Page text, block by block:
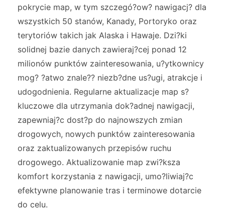
pokrycie map, w tym szczegó?ow? nawigacj? dla
wszystkich 50 stanów, Kanady, Portoryko oraz
terytoriów takich jak Alaska i Hawaje. Dzi?ki
solidnej bazie danych zawieraj?cej ponad 12
milionów punktów zainteresowania, u?ytkownicy
mog? ?atwo znale?? niezb?dne us?ugi, atrakcje i
udogodnienia. Regularne aktualizacje map s?
kluczowe dla utrzymania dok?adnej nawigacji,
zapewniaj?c dost?p do najnowszych zmian
drogowych, nowych punktów zainteresowania
oraz zaktualizowanych przepisów ruchu
drogowego. Aktualizowanie map zwi?ksza
komfort korzystania z nawigacji, umo?liwiaj?c
efektywne planowanie tras i terminowe dotarcie
do celu.